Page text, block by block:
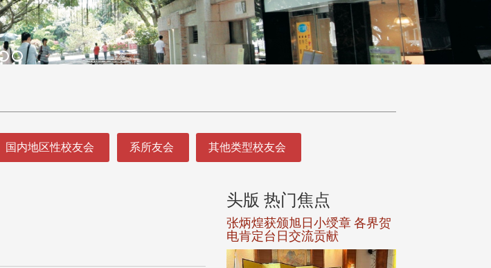
国内地区性校友会 系所友会 其他类型校友会
头版 热门焦点
张炳煌获颁旭日小绶章 各界贺
电肯定台日交流贡献